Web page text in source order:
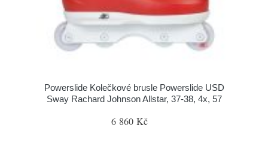
Powerslide Kolečkové brusle Powerslide USD
Sway Rachard Johnson Allstar, 37-38, 4x, 57
6 860 Kč